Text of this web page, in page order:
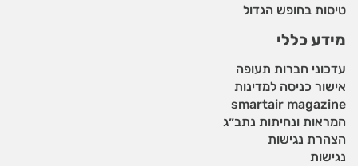
טיסות בחופש הגדול
מידע כללי
עדכוני חברות תעופה
אישור כניסה למדינות
smartair magazine
המראות ונחיתות נתב״ג
הצהרת נגישות
נגישות